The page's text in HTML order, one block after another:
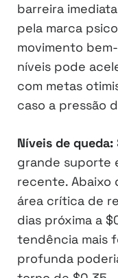
barreira
pela marca
movimento
níveis pode
com metas
caso a pressão
Níveis de queda:
grande suporte
recente. Abaixo
área crítica de
dias próxima a
tendência mais
profunda